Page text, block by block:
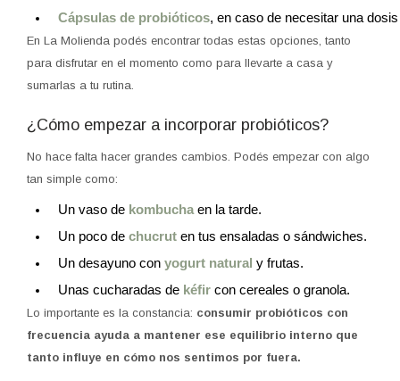
Cápsulas de probióticos, en caso de necesitar una
En La Molienda podés encontrar todas estas opciones, tanto
para disfrutar en el momento como para llevarte a casa y
sumarlas a tu rutina.
¿Cómo empezar a incorporar probióticos?
No hace falta hacer grandes cambios. Podés empezar con algo
tan simple como:
Un vaso de kombucha en la tarde.
Un poco de chucrut en tus ensaladas o sándwiches.
Un desayuno con yogurt natural y frutas.
Unas cucharadas de kéfir con cereales o granola.
Lo importante es la constancia: consumir probióticos con
frecuencia ayuda a mantener ese equilibrio interno que
tanto influye en cómo nos sentimos por fuera.